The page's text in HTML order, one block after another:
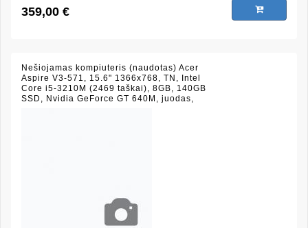
359,00 €
Nešiojamas kompiuteris (naudotas) Acer
Aspire V3-571, 15.6" 1366x768, TN, Intel
Core i5-3210M (2469 taškai), 8GB, 140GB
SSD, Nvidia GeForce GT 640M, juodas,